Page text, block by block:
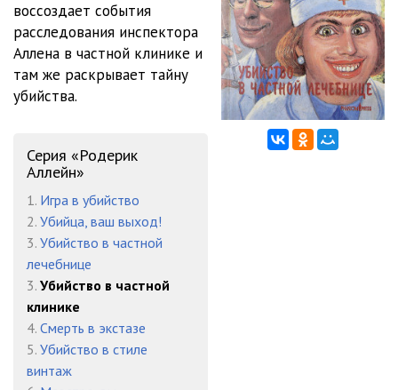
Глава 5-1 10:37
Глава 6-0 12:37
Глава 6-1 12:01
Глава 7-1
Глава 8-0
Глава 8-1
Глава 8-2
Глава 9-0
Глава 9-1
Глава 9-2
воссоздает события
расследования инспектора
Аллена в частной клинике и
там же раскрывает тайну
убийства.
Серия «Родерик
Аллейн»
1. Игра в убийство
2. Убийца, ваш выход!
3. Убийство в частной
лечебнице
3. Убийство в частной
клинике
4. Смерть в экстазе
5. Убийство в стиле
винтаж